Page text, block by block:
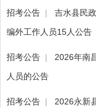
招考公告 |
吉水县民
编外工作人员15人公告
招考公告 |
2026年南
人员的公告
招考公告 |
2026永新